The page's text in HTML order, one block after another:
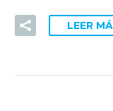
LEER